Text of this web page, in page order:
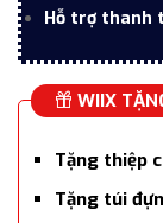
Hỗ trợ thanh
WIIX
Tặng thiệp
Tặng túi